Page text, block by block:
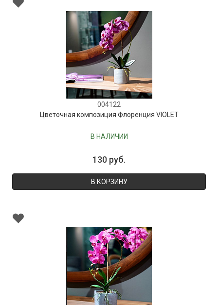
004122
Цветочная композиция Флоренция VIOLET
В НАЛИЧИИ
130 руб.
В КОРЗИНУ